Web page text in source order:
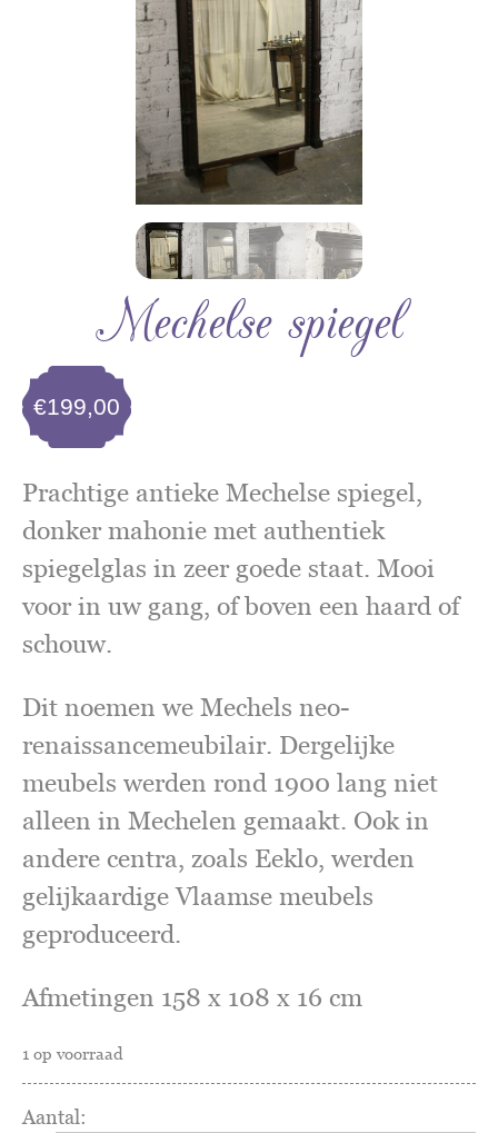
Mechelse spiegel
€199,00
Prachtige antieke Mechelse spiegel,
donker mahonie met authentiek
spiegelglas in zeer goede staat. Mooi
voor in uw gang, of boven een haard of
schouw.
Dit noemen we Mechels neo-
renaissancemeubilair. Dergelijke
meubels werden rond 1900 lang niet
alleen in Mechelen gemaakt. Ook in
andere centra, zoals Eeklo, werden
gelijkaardige Vlaamse meubels
geproduceerd.
Afmetingen 158 x 108 x 16 cm
1 op voorraad